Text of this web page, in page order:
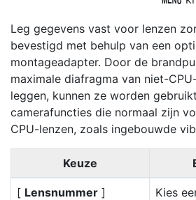
Leg gegevens vast voor lenzen
bevestigd met behulp van een
montageadapter. Door de
maximale diafragma van niet-
leggen, kunnen ze worden
camerafuncties die normaal zijn
CPU-lenzen, zoals ingebouwde
Keuze
[ Lensnummer ] Kies